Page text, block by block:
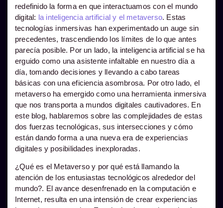
redefinido la forma en que interactuamos con el mundo
digital: la inteligencia artificial y el metaverso. Estas
tecnologías inmersivas han experimentado un auge sin
precedentes, trascendiendo los límites de lo que antes
parecía posible. Por un lado, la inteligencia artificial se ha
erguido como una asistente infaltable en nuestro día a
día, tomando decisiones y llevando a cabo tareas
básicas con una eficiencia asombrosa. Por otro lado, el
metaverso ha emergido como una herramienta inmersiva
que nos transporta a mundos digitales cautivadores. En
este blog, hablaremos sobre las complejidades de estas
dos fuerzas tecnológicas, sus intersecciones y cómo
están dando forma a una nueva era de experiencias
digitales y posibilidades inexploradas.
¿Qué es el Metaverso y por qué está llamando la
atención de los entusiastas tecnológicos alrededor del
mundo?. El avance desenfrenado en la computación e
Internet, resulta en una intensión de crear experiencias